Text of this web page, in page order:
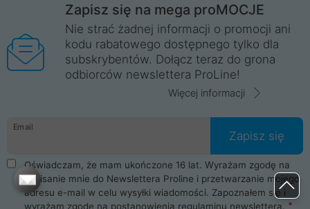
Zapisz się na mega proMOCJE
Nie strać żadnej informacji o promocji ani
kodu rabatowego dostępnego tylko dla
subskrybentów. Dołącz teraz do grona
odbiorców newslettera ProLine!
Więcej informacji
Email
Zapisz się
Oświadczam, że mam ukończone 16 lat. Wyrażam zgodę na
zapisanie mnie do Newslettera Proline i przetwarzanie mojego
adresu e-mail w celu wysyłki wiadomości. Zapoznałem się i
wyrażam zgodę na postanowienia regulaminu newslettera.